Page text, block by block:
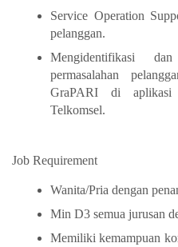
Service Operation
pelanggan.
Mengidentifikasi
permasalahan
GraPARI di
Telkomsel.
Job Requirement
Wanita/Pria dengan
Min D3 semua jurusan
Memiliki kemampuan